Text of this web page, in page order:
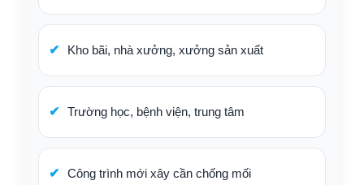
Kho bãi, nhà xưởng, xưởng sản xuất
Trường học, bệnh viện, trung tâm
Công trình mới xây cần chống mối